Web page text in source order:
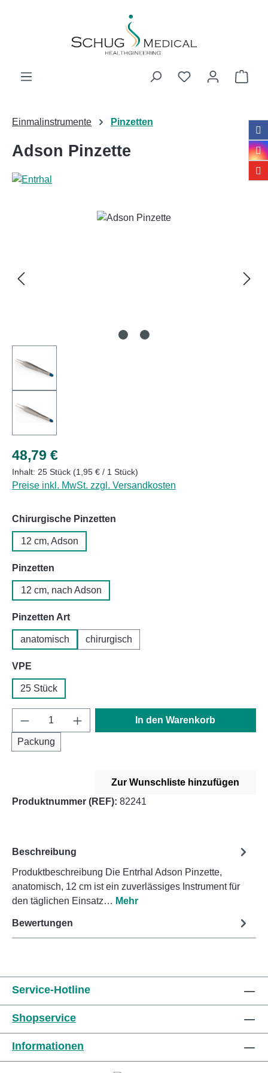
Einmalinstrumente Pinzetten
Adson Pinzette
Bildergalerie überspringen
Regulärer Preis:
48,79 €
Inhalt: 25 Stück (1,95 € / 1 Stück)
Preise inkl. MwSt. zzgl. Versandkosten
Chirurgische Pinzetten
12 cm, Adson
Pinzetten
12 cm, nach Adson
Pinzetten Artauswählen
anatomisch chirurgisch
VPE
25 Stück
Produkt Anzahl: Gib den gewünschten
Packung
In den Warenkorb
Zur Wunschliste hinzufügen
Produktnummer (REF): 82241
Beschreibung
Produktbeschreibung Die Entrhal Adson Pinzette,
anatomisch, 12 cm ist ein zuverlässiges Instrument für
den täglichen Einsatz… Mehr
Bewertungen
Service-Hotline
Shopservice
Informationen